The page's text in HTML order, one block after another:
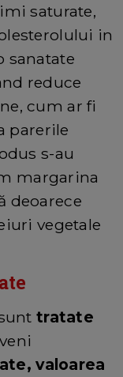
saturate,
in
sanatate
reduce
cum ar fi
parerile
s-au
margarina
deoarece
vegetale
tratate
valoarea